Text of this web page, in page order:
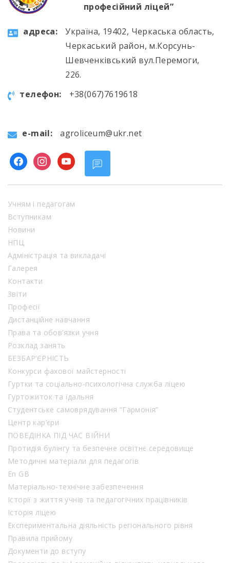
професійний ліцей”
aдресa:
Україна, 19402, Черкаська область,
Черкаський район, м.Корсунь-
Шевченківський вул.Перемоги,
226.
телефон:
+38(067)7619618
e-mail: agroliceum@ukr.net
facebookinstagram
youtube
Учням і педагогам
Вступникам
Новини
НПЦ
Адміністрація та викладачі
Галерея
Контакти
Звіти
Професії
Дистанційне навчання
Права та обов’язки учня
Розклад занять
БЕЗБАР’ЄРНІСТЬ
Конкурси фахової майстерності
Гуртки та соціально-психологічна служба ліцею
Гуртожиток та їдальня
Студентське самоврядування “Гармонія”
Центр кар’єри
ПОВЕДІНКА ПІД ЧАС ВІЙНИ
Протидія булінгу та безпечне освітнє середовище
Методичні матеріали для педагогів
En GB
Матеріально-технічне забезпечення
Історії з життя учнів та педагогічних працівників
Історія ліцею
Експериментальна діяльність регіонального рівня
Правила прийому
Документи до вступу